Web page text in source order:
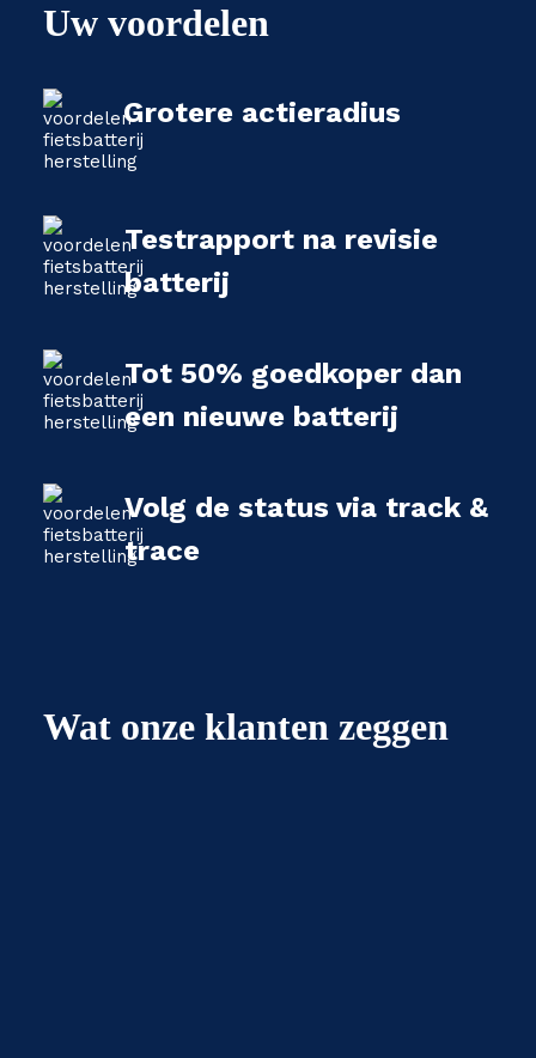
Uw voordelen
Grotere actieradius
Testrapport na revisie
batterij
Tot 50% goedkoper dan
een nieuwe batterij
Volg de status via track &
trace
Wat onze klanten zeggen